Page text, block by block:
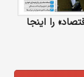
را اینجا